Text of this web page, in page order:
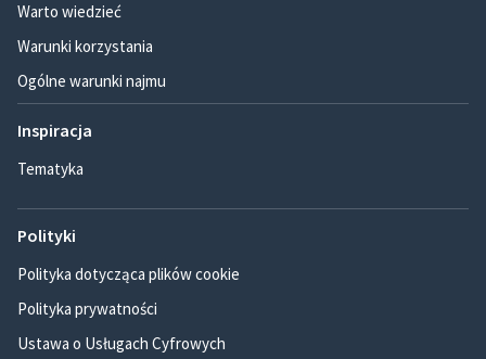
Warto wiedzieć
Warunki korzystania
Ogólne warunki najmu
Inspiracja
Tematyka
Polityki
Polityka dotycząca plików cookie
Polityka prywatności
Ustawa o Usługach Cyfrowych